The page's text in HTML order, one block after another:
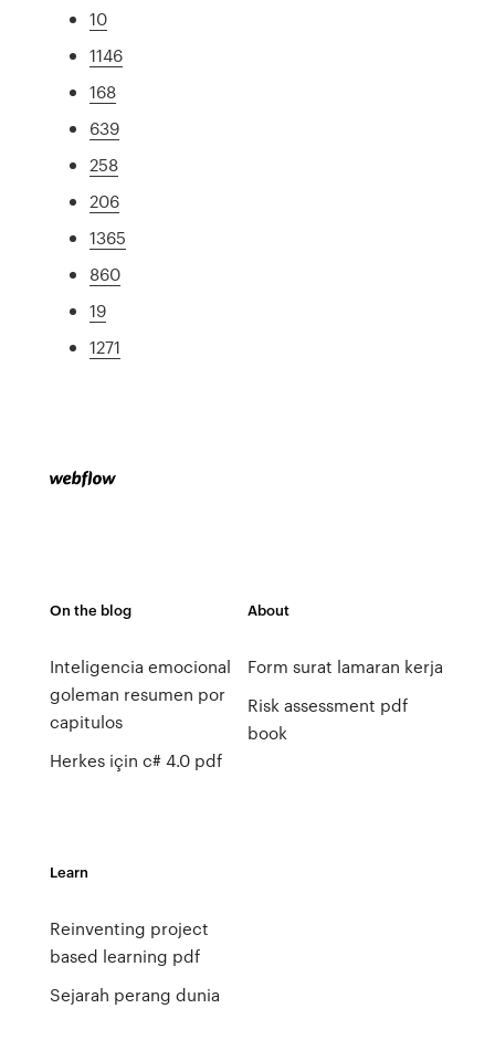
10
1146
168
639
258
206
1365
860
19
1271
On the blog
Inteligencia emocional
goleman resumen por
capitulos
Herkes için c# 4.0 pdf
About
Form surat lamaran kerja
Risk assessment pdf
book
Learn
Reinventing project
based learning pdf
Sejarah perang dunia